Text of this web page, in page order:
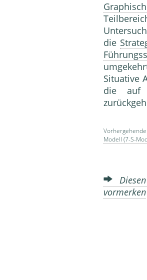
die
Situative
die auf
Modell (7-S-
vormerken